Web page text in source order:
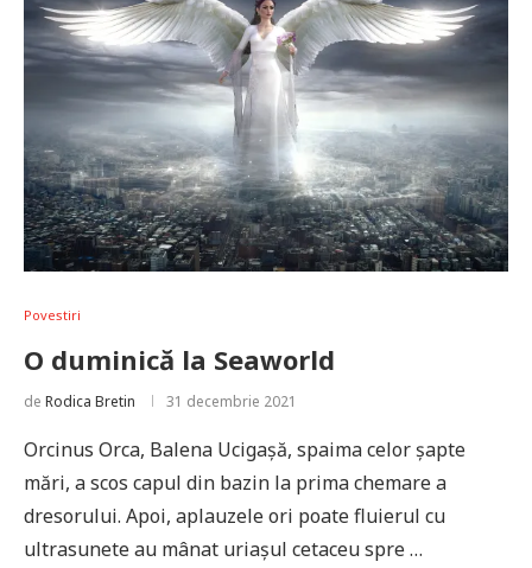
Povestiri
O duminică la Seaworld
de Rodica Bretin 31 decembrie 2021
Orcinus Orca, Balena Ucigașă, spaima celor șapte
mări, a scos capul din bazin la prima chemare a
dresorului. Apoi, aplauzele ori poate fluierul cu
ultrasunete au mânat uriașul cetaceu spre …